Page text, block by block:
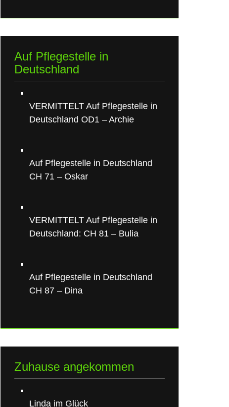
Auf Pflegestelle in
Deutschland
VERMITTELT Auf Pflegestelle in
Deutschland OD1 – Archie
Auf Pflegestelle in Deutschland
CH 71 – Oskar
VERMITTELT Auf Pflegestelle in
Deutschland: CH 81 – Bulia
Auf Pflegestelle in Deutschland
CH 87 – Dina
Zuhause angekommen
Linda im Glück